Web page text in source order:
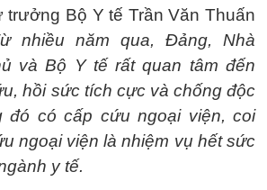
trưởng Bộ Y tế Trần Văn Thuấn
nhiều năm qua, Đảng, Nhà
và Bộ Y tế rất quan tâm đến
hồi sức tích cực và chống độc
đó có cấp cứu ngoại viện, coi
ngoại viện là nhiệm vụ hết sức
y tế.